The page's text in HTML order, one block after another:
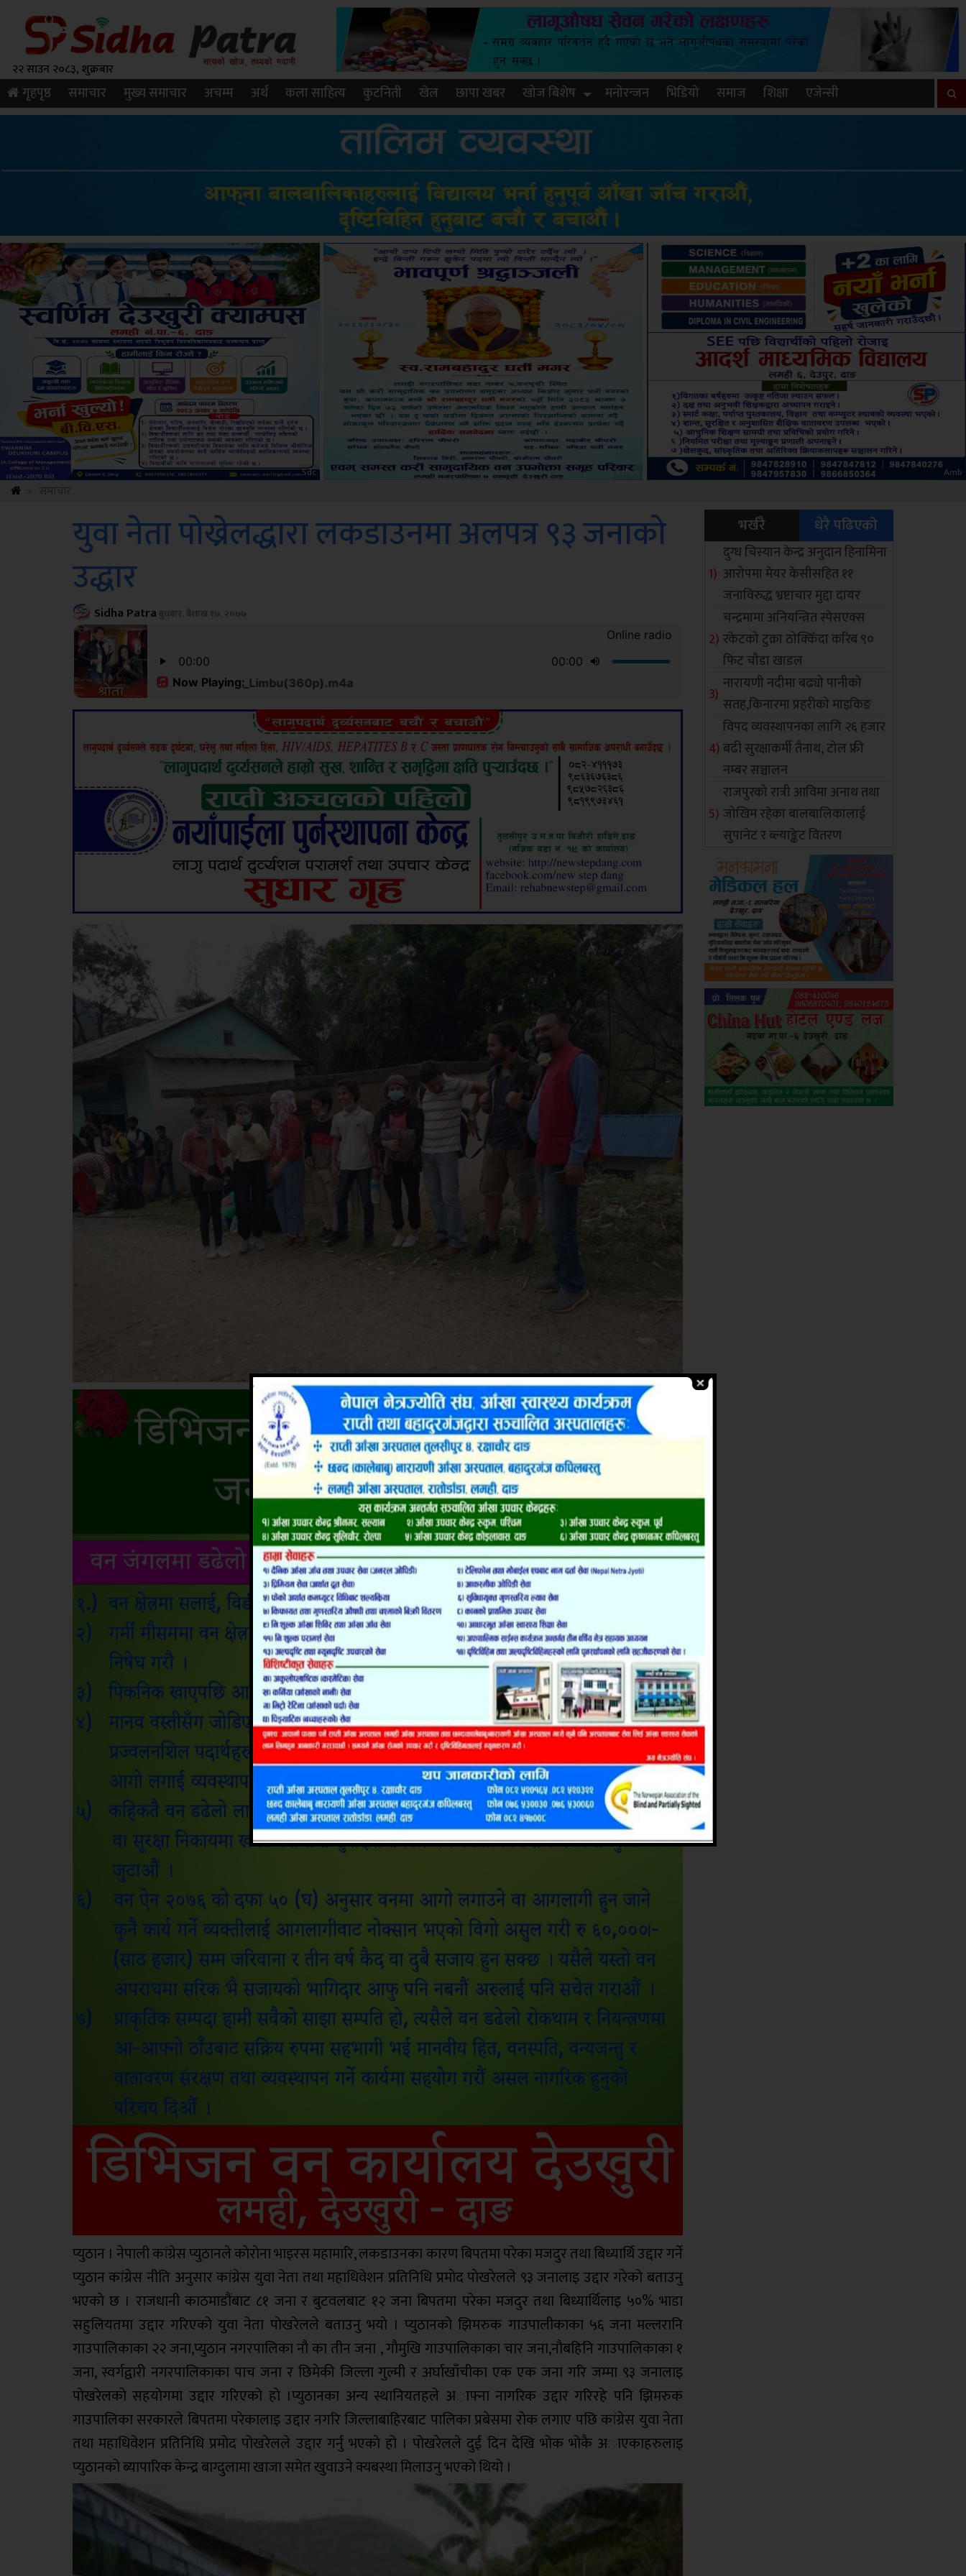
२२ साउन २०८३, शुक्रबार
गृहपृष्ठ समाचार मुख्य समाचार अचम्म अर्थ कला साहित्य कुटनिती खेल छापा खबर खोज बिशेष मनोरन्जन भिडियो समाज शिक्षा एजेन्सी
ksbus Amb Sdc
युवा नेता पोख्रेलद्धारा लकडाउनमा अलपत्र ९३ जनाको
उद्धार
Sidha Patraबुधबार, बैशाख १७, २०७७
प्युठान । नेपाली कांग्रेस प्युठानले काेराेना भाइरस महामारि, लकडाउनका कारण बिपतमा परेका मजदुर तथा बिध्यार्थि उद्दार गर्ने
प्युठान कांग्रेस नीति अनुसार कांग्रेस युवा नेता तथा महाधिवेशन प्रतिनिधि प्रमाेद पाेखरेलले ९३ जनालाइ उद्दार गरेकाे बताउनु
भएकाे छ । राजधानी काठमाडौंबाट ८१ जना र बुटवलबाट १२ जना बिपतमा परेका मजदुर तथा बिध्यार्थिलाइ ५०% भाडा
सहुलियतमा उद्दार गरिएकाे युवा नेता पाेखरेलले बताउनु भयाे । प्युठानकाे झिमरुक गाउपालीकाका ५६ जना मल्लरानि
गाउपालिकाका २२ जना,प्युठान नगरपालिका नाै का तीन जना , गाैमुखि गाउपालिकाका चार जना,नाैबहिनि गाउपालिकाका १
जना, स्वर्गद्वारी नगरपालिकाका पाच जना र छिमेकी जिल्ला गुल्मी र अर्घाखाँचीका एक एक जना गरि जम्मा ९३ जनालाइ
पाेखरेलकाे सहयाेगमा उद्दार गरिएकाे हाे ।प्युठानका अन्य स्थानियतहले अाफ्ना नागरिक उद्दार गरिरहे पनि झिमरुक
गाउपालिका सरकारले बिपतमा परेकालाइ उद्दार नगरि जिल्लाबाहिरबाट पालिका प्रबेसमा राेक लगाए पछि कांग्रेस युवा नेता
तथा महाधिवेशन प्रतिनिधि प्रमाेद पाेखरेलले उद्दार गर्नु भएकाे हाे । पाेखरेलले दुई दिन देखि भाेक भाेकै अाएकाहरुलाइ
प्युठानकाे ब्यापारिक केन्द्र बाग्दुलामा खाजा समेत खुवाउने क्यबस्था मिलाउनु भएकाे थियाे ।
भर्खरै धेरै पढिएको
दुग्ध चिस्यान केन्द्र अनुदान हिनामिना
आरोपमा मेयर केसीसहित ११
जनाविरुद्ध भ्रष्टाचार मुद्दा दायर
चन्द्रमामा अनियन्त्रित स्पेसएक्स
रकेटको टुक्रा ठोक्किँदा करिब ९०
फिट चौडा खाडल
नारायणी नदीमा बढ्यो पानीको
सतह,किनारमा प्रहरीको माइकिङ
विपद व्यवस्थापनका लागि २६ हजार
बढी सुरक्षाकर्मी तैनाथ, टोल फ्री
नम्बर सञ्चालन
राजपुरको रात्री आविमा अनाथ तथा
जोखिम रहेका बालबालिकालाई
सुपानेट र ब्ल्याङ्केट वितरण